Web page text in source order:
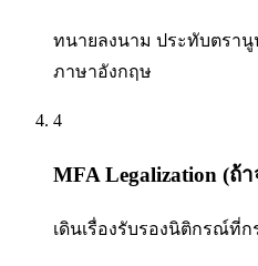
ทนายลงนาม ประทับตรานูน
ภาษาอังกฤษ
4
MFA Legalization (ถ้
เดินเรื่องรับรองนิติกรณ์ที่